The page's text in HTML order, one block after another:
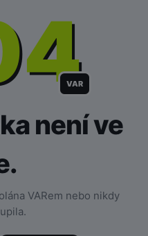
VAR
není ve
VARem nebo nikdy